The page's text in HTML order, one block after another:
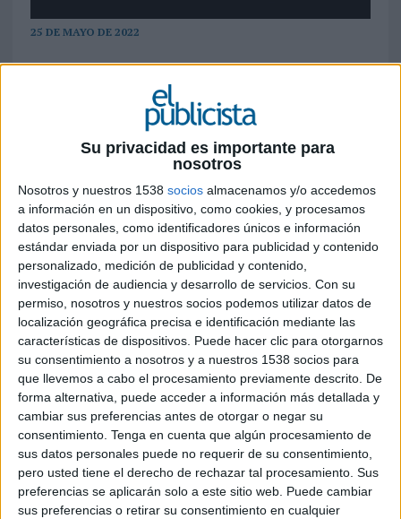
Su privacidad es importante para
nosotros
Nosotros y nuestros 1538 socios almacenamos y/o accedemos
a información en un dispositivo, como cookies, y procesamos
datos personales, como identificadores únicos e información
estándar enviada por un dispositivo para publicidad y contenido
personalizado, medición de publicidad y contenido,
investigación de audiencia y desarrollo de servicios. Con su
permiso, nosotros y nuestros socios podemos utilizar datos de
localización geográfica precisa e identificación mediante las
características de dispositivos. Puede hacer clic para otorgarnos
su consentimiento a nosotros y a nuestros 1538 socios para
que llevemos a cabo el procesamiento previamente descrito. De
forma alternativa, puede acceder a información más detallada y
cambiar sus preferencias antes de otorgar o negar su
consentimiento. Tenga en cuenta que algún procesamiento de
sus datos personales puede no requerir de su consentimiento,
pero usted tiene el derecho de rechazar tal procesamiento. Sus
preferencias se aplicarán solo a este sitio web. Puede cambiar
sus preferencias o retirar su consentimiento en cualquier
25 DE MAYO DE 2022
Ficha técnica ‘Crecer’
Anunciante: Leche Pascual
Contacto del cliente: Javier García de la Vega,
Javier Peña, Eulalia Ruiz de Bucesta, Paula
Gómez, Cristina Fernández
Agencia: El Ruso de Rocky
Dirección creativa ejecutiva: Lucas Paulino y
Ángel Torres
Directora creativa: Ángela Pacheco
Equipo creativo: Álvaro Marugán, Alberto de
Santos y Pita Sagra
Equipo de cuentas: Estefanía Gimeno, Izaskun
Arríen y Ana Tablado